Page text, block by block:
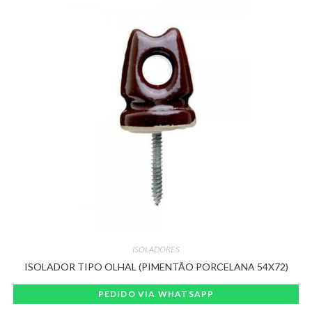
ISOLADORES
ISOLADOR TIPO OLHAL (PIMENTÃO PORCELANA 54X72)
PEDIDO VIA WHATSAPP